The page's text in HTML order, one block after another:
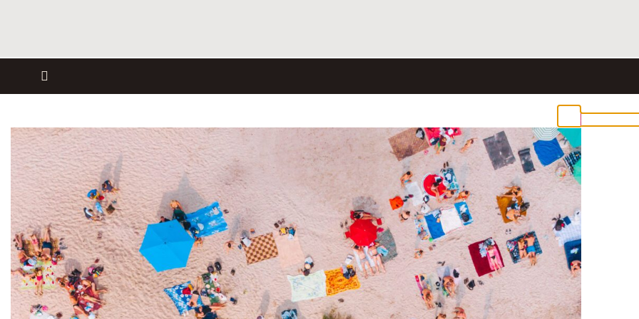
Close this
WIR MACHEN URLAUB!